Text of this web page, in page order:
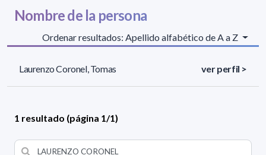
Nombre de la persona
Ordenar resultados: Apellido alfabético de A a Z
Laurenzo Coronel, Tomas ver perfil >
1 resultado (página 1/1)